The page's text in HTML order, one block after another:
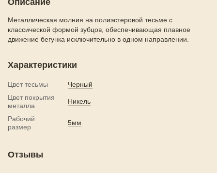
Описание
Металлическая молния на полиэстеровой тесьме с
классической формой зубцов, обеспечивающая плавное
движение бегунка исключительно в одном направлении.
Характеристики
Цвет тесьмы
Черный
Цвет покрытия
металла
Никель
Рабочий
размер
5мм
Отзывы